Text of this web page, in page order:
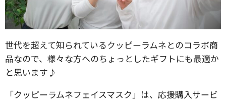
世代を超えて知られているクッピーラムネとのコラボ商
品なので、様々な方へのちょっとしたギフトにも最適か
と思います♪
「クッピーラムネフェイスマスク」は、応援購入サービ